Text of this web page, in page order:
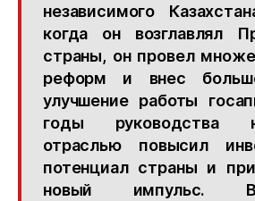
независимого
когда он возглавлял
страны, он провел
реформ и внес
улучшение работы
годы руководства
отраслью повысил
потенциал страны и
новый импульс.